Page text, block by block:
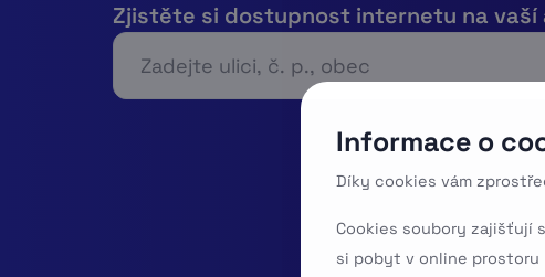
Zjistěte si dostupnost internetu na vaší
Informace o
Díky cookies vám
Cookies soubory zajišťují
si pobyt v online